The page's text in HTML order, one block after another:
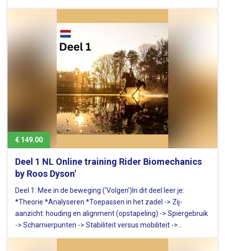
€ 149.00
Deel 1 NL Online training Rider Biomechanics
by Roos Dyson'
Deel 1: Mee in de beweging ('Volgen')In dit deel leer je:
*Theorie *Analyseren *Toepassen in het zadel -> Zij-
aanzicht: houding en alignment (opstapeling) -> Spiergebruik
-> Scharnierpunten -> Stabiliteit versus mobiliteit ->
Beweging van de ruiter in stap, draf, galop -> verlichte zit